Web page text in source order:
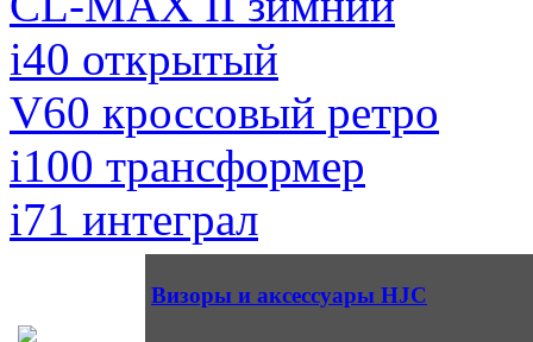
i40 открытый
V60 кроссовый ретро
i100 трансформер
i71 интеграл
Визоры и аксессуары HJC